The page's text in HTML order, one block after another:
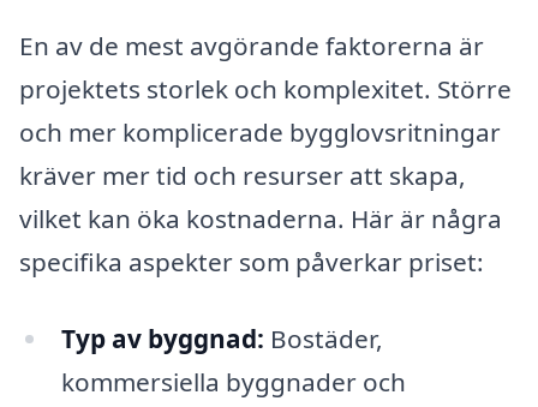
En av de mest avgörande faktorerna är
projektets storlek och komplexitet. Större
och mer komplicerade bygglovsritningar
kräver mer tid och resurser att skapa,
vilket kan öka kostnaderna. Här är några
specifika aspekter som påverkar priset:
Typ av byggnad: Bostäder,
kommersiella byggnader och